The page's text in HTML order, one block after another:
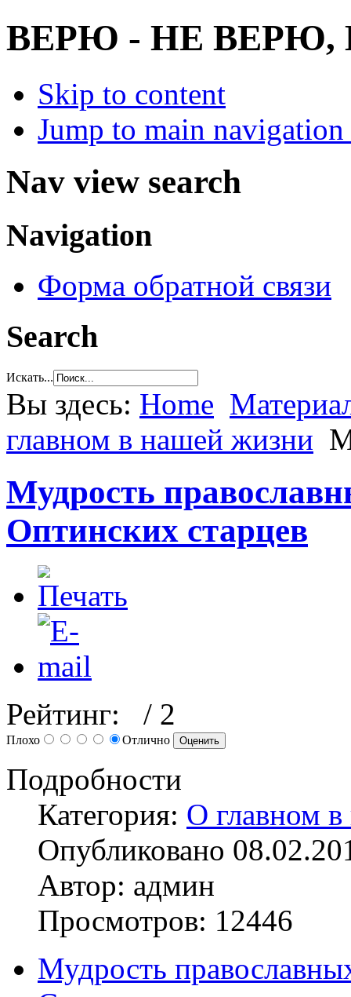
ВЕРЮ - НЕ
Skip to content
Jump to main
Nav view search
Navigation
Форма обратной связи
Search
Искать...
Вы здесь: Home
главном в нашей жизни
Мудрость
Оптинских старцев
Рейтинг: / 2
Плохо Отлично
Подробности
Категория: О главном
Опубликовано
Автор: админ
Просмотров: 12446
Мудрость